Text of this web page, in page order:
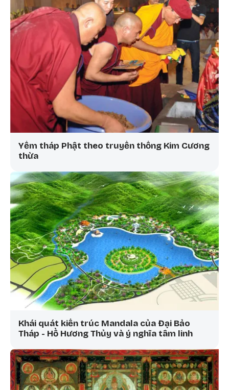
Yểm tháp Phật theo truyền thống Kim Cương
thừa
Khái quát kiến trúc Mandala của Đại Bảo
Tháp - Hồ Hương Thủy và ý nghĩa tâm linh